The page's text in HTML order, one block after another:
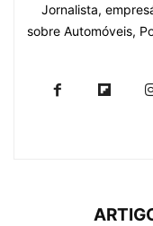
Jornalista,
sobre Automóveis,